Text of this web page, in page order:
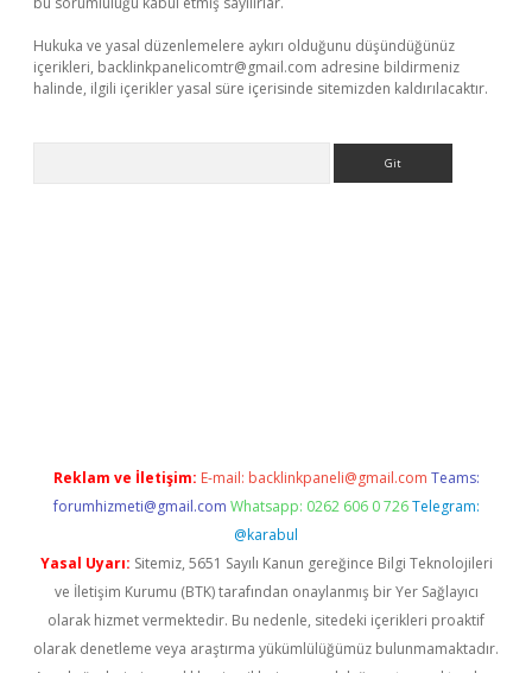
Hukuka ve yasal düzenlemelere aykırı olduğunu düşündüğünüz
içerikleri, backlinkpanelicomtr@gmail.com adresine bildirmeniz
halinde, ilgili içerikler yasal süre içerisinde sitemizden kaldırılacaktır.
Reklam ve İletişim: E-mail: backlinkpaneli@gmail.com Teams:
forumhizmeti@gmail.com Whatsapp: 0262 606 0 726 Telegram:
@karabul
Yasal Uyarı: Sitemiz, 5651 Sayılı Kanun gereğince Bilgi Teknolojileri
ve İletişim Kurumu (BTK) tarafından onaylanmış bir Yer Sağlayıcı
olarak hizmet vermektedir. Bu nedenle, sitedeki içerikleri proaktif
olarak denetleme veya araştırma yükümlülüğümüz bulunmamaktadır.